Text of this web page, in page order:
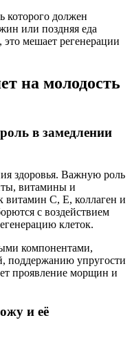
которого должен
или поздняя еда
мешает регенерации
на молодость
в замедлении
здоровья. Важную роль
витамины и
C, E, коллаген и
с воздействием
клеток.
компонентами,
поддержанию упругости
проявление морщин и
и её